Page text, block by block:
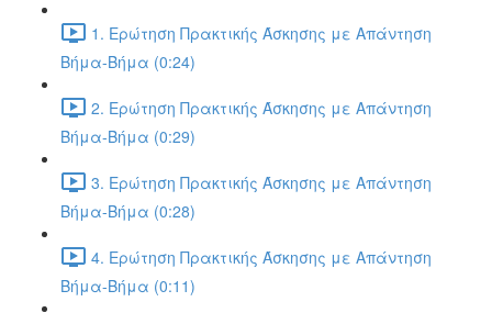
1. Ερώτηση Πρακτικής Άσκησης με Απάντηση
Βήμα-Βήμα (0:24)
2. Ερώτηση Πρακτικής Άσκησης με Απάντηση
Βήμα-Βήμα (0:29)
3. Ερώτηση Πρακτικής Άσκησης με Απάντηση
Βήμα-Βήμα (0:28)
4. Ερώτηση Πρακτικής Άσκησης με Απάντηση
Βήμα-Βήμα (0:11)